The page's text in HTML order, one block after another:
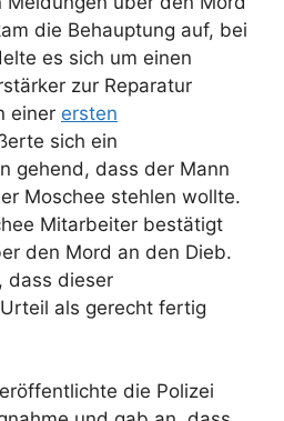
die Behauptung auf, bei
es sich um einen
zur Reparatur
einer ersten
sich ein
gehend, dass der Mann
Moschee stehlen wollte.
Mitarbeiter bestätigt
den Mord an den Dieb.
dass dieser
als gerecht fertig
die Polizei